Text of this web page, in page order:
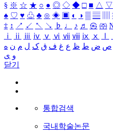
§ ※ ☆ ★ ○ ● ◎ ◇ ◆ □ ■ △ ▽
♠ ♡ ♥ ♧ ♣ ⊙ ◈ ▣ ◐ ◑ ▒ ▤
‡ ↕ ↗ ↙ ↖ ↘ ♭ ♩ ♪ ♬ ㉿ ㈜
ⅰ
ⅱ ⅲ ⅳ ⅴ ⅵ ⅶ ⅷ ⅸ ⅹ
ص ض ط ظ ع غ ف ق ک ل م ن ه
و ی
닫기
통합검색
국내학술논문